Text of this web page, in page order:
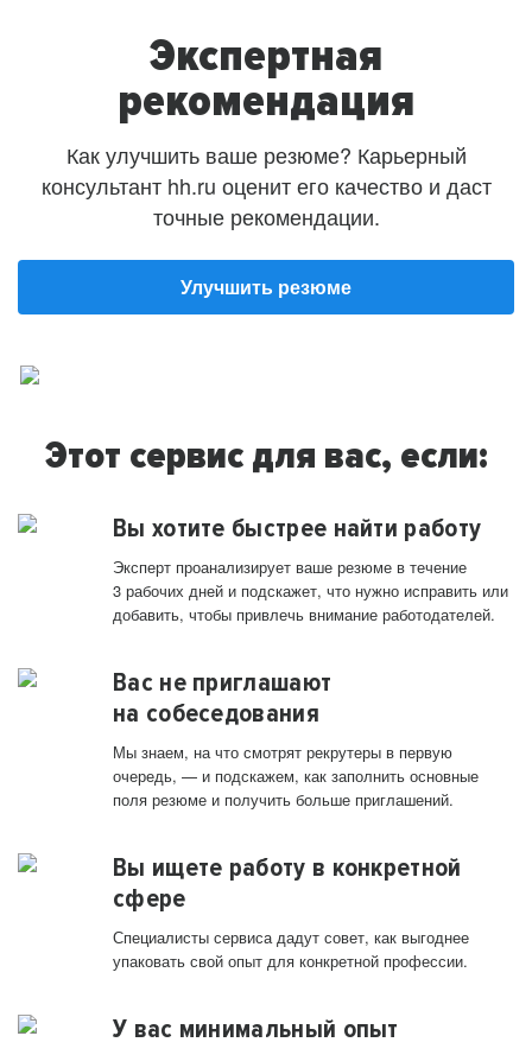
Экспертная
рекомендация
Как улучшить ваше резюме? Карьерный
консультант hh.ru оценит его качество и даст
точные рекомендации.
Улучшить резюме
Этот сервис для вас, если:
Вы хотите быстрее найти работу
Эксперт проанализирует ваше резюме в течение
3 рабочих дней и подскажет, что нужно исправить или
добавить, чтобы привлечь внимание работодателей.
Вас не приглашают
на собеседования
Мы знаем, на что смотрят рекрутеры в первую
очередь, — и подскажем, как заполнить основные
поля резюме и получить больше приглашений.
Вы ищете работу в конкретной
сфере
Специалисты сервиса дадут совет, как выгоднее
упаковать свой опыт для конкретной профессии.
У вас минимальный опыт